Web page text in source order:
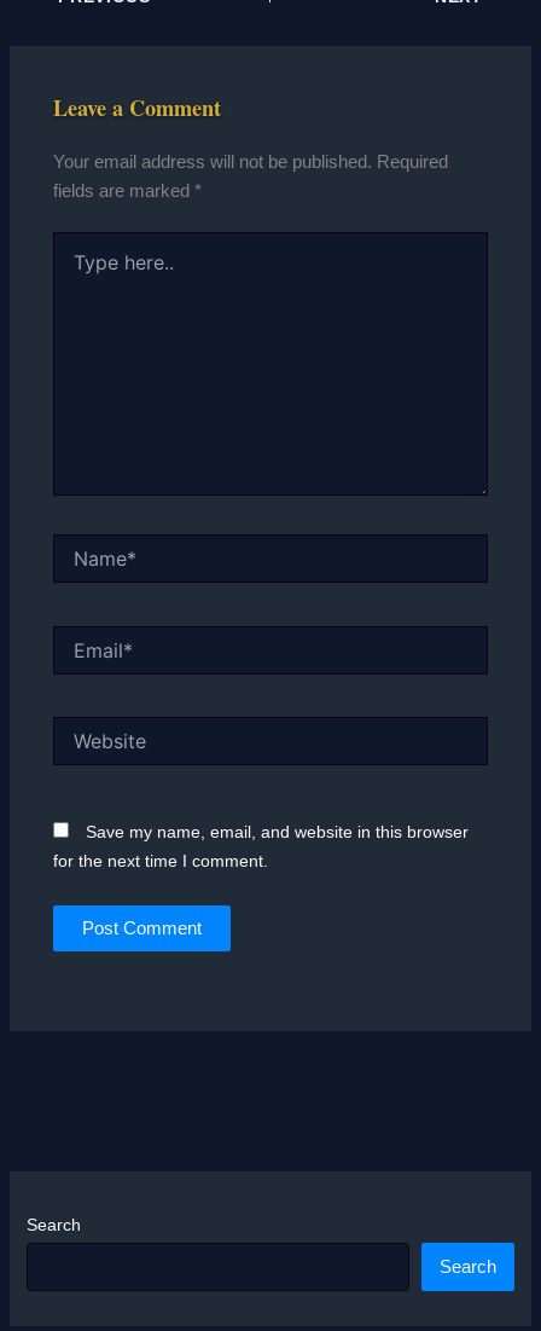
Leave a Comment
Your email address will not be published. Required
fields are marked*
here..
Save my name, email, and website in this browser
for the next time I comment.
Search
Search